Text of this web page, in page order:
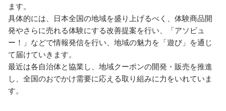
ます。
具体的には、日本全国の地域を盛り上げるべく、体験商品開
発やさらに売れる体験にする改善提案を行い、「アソビュ
ー！」などで情報発信を行い、地域の魅力を「遊び」を通じ
て届けていきます。
最近は各自治体と協業し、地域クーポンの開発・販売を推進
し、全国のおでかけ需要に応える取り組みに力をいれていま
す。